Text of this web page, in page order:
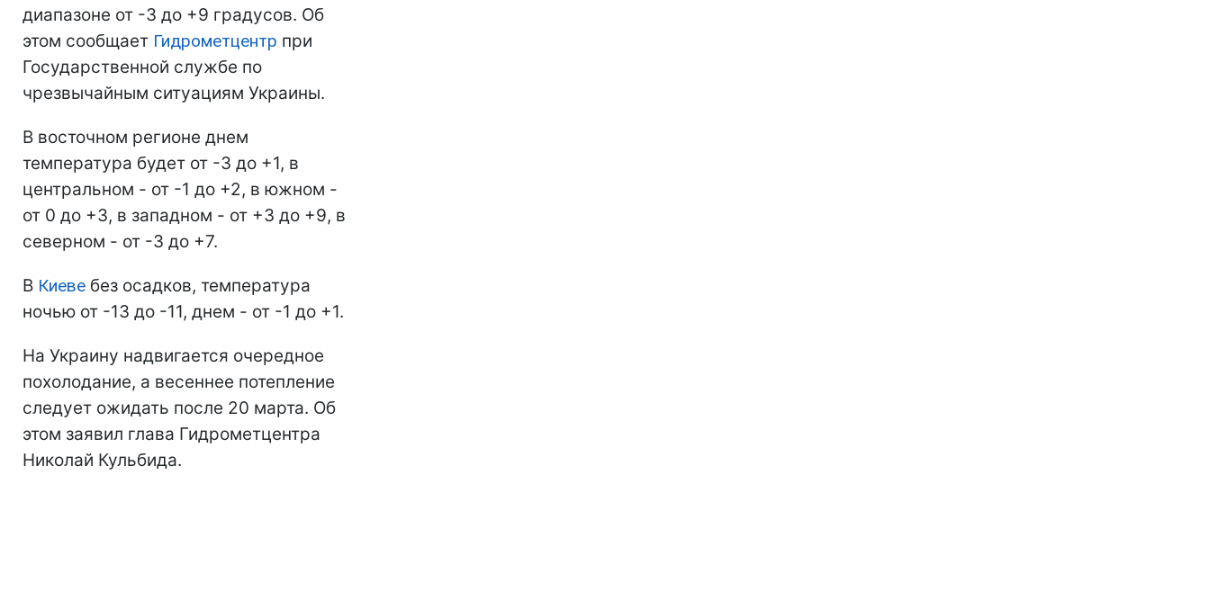
диапазоне от -3 до +9 градусов. Об
этом сообщает Гидрометцентр при
Государственной службе по
чрезвычайным ситуациям Украины.
В восточном регионе днем
температура будет от -3 до +1, в
центральном - от -1 до +2, в южном -
от 0 до +3, в западном - от +3 до +9, в
северном - от -3 до +7.
В Киеве без осадков, температура
ночью от -13 до -11, днем - от -1 до +1.
На Украину надвигается очередное
похолодание, а весеннее потепление
следует ожидать после 20 марта. Об
этом заявил глава Гидрометцентра
Николай Кульбида.